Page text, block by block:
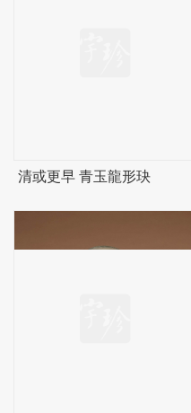
清或更早 青玉龍形玦